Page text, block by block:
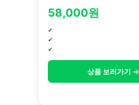
58,000원
✔
✔
✔
상품 보러가기 →